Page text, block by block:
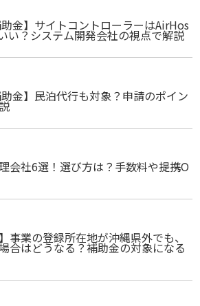
助金】サイトコントローラーはAirHos
い？システム開発会社の視点で解説
助金】民泊代行も対象？申請のポイン
会社6選！選び方は？手数料や提携O
事業の登録所在地が沖縄県外でも、
合はどうなる？補助金の対象になる